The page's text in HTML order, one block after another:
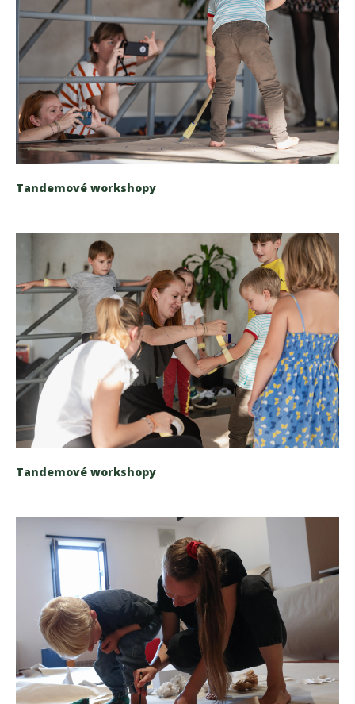
Tandemové workshopy
Tandemové workshopy